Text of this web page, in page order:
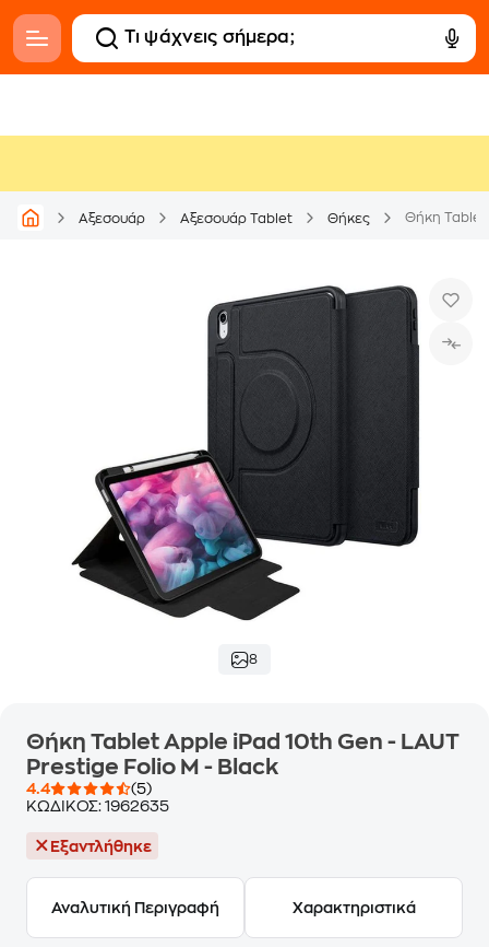
Αξεσουάρ Αξεσουάρ Tablet Θήκες Θήκη Tablet
8
Θήκη Tablet Apple iPad 10th Gen - LAUT
Prestige Folio M - Black
4.4
(5)
ΚΩΔΙΚΟΣ: 1962635
Εξαντλήθηκε
Αναλυτική Περιγραφή Χαρακτηριστικά